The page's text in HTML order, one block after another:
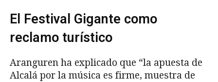
El Festival Gigante como
reclamo turístico
Aranguren ha explicado que “la apuesta de
Alcalá por la música es firme, muestra de